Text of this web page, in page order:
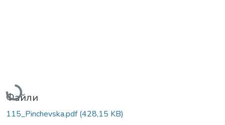
Вантажиться...
Файли
115_Pinchevska.pdf(428,15 KB)